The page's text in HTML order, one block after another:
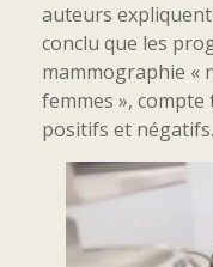
auteurs expliquent
conclu que les
mammographie «
femmes », compte
positifs et négatifs.